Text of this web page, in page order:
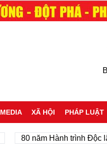
MEDIA XÃ HỘI PHÁP LUẬT
80 năm Hành trình Độc lập